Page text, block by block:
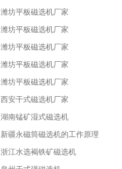
潍坊平板磁选机厂家
潍坊平板磁选机厂家
潍坊平板磁选机厂家
潍坊平板磁选机厂家
潍坊平板磁选机厂家
西安干式磁选机厂家
湖南锰矿湿式磁选机
新疆永磁筒磁选机的工作原理
浙江水选褐铁矿磁选机